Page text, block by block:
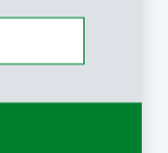
Innovation)
Systems